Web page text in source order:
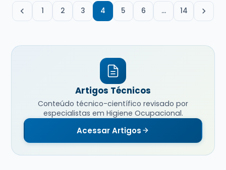
1 2 3 4 5 6 … 14
Artigos Técnicos
Conteúdo técnico-científico revisado por
especialistas em Higiene Ocupacional.
Acessar Artigos